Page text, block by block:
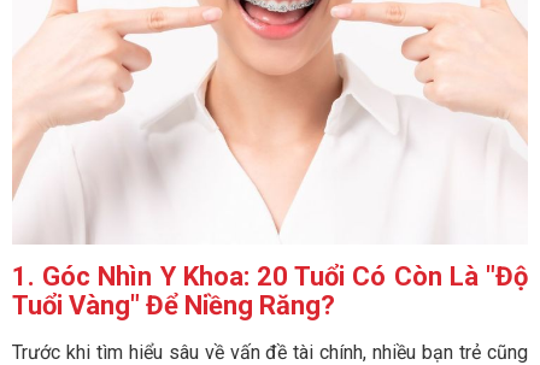
1. Góc Nhìn Y Khoa: 20 Tuổi Có Còn Là "Độ
Tuổi Vàng" Để Niềng Răng?
Trước khi tìm hiểu sâu về vấn đề tài chính, nhiều bạn trẻ cũng